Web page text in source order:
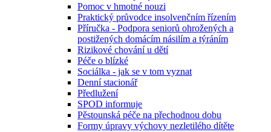
Pomoc v hmotné nouzi
Praktický průvodce insolvenčním řízením
Příručka - Podpora seniorů ohrožených a
postižených domácím násilím a týráním
Rizikové chování u dětí
Péče o blízké
Sociálka - jak se v tom vyznat
Denní stacionář
Předlužení
SPOD informuje
Pěstounská péče na přechodnou dobu
Formy úpravy výchovy nezletilého dítěte